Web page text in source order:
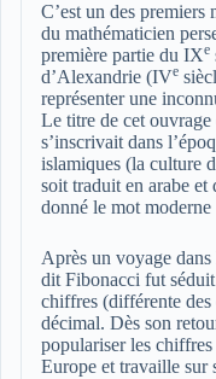
C’est un des premiers
du mathématicien
première partie du IXe
d’Alexandrie (IVe
représenter une
Le titre de cet
s’inscrivait dans
islamiques (la culture
soit traduit en arabe et
donné le mot moderne
Après un voyage
dit Fibonacci fut
chiffres (différente
décimal. Dès son
populariser les chiffres
Europe et travaille sur